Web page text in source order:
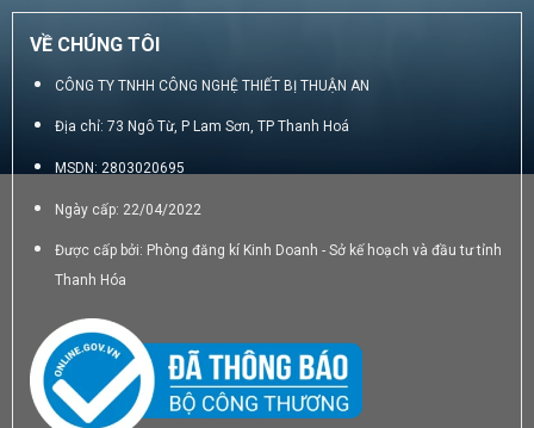
VỀ CHÚNG TÔI
CÔNG TY TNHH CÔNG NGHỆ THIẾT BỊ THUẬN AN
Địa chỉ: 73 Ngô Từ, P Lam Sơn, TP Thanh Hoá
MSDN: 2803020695
Ngày cấp: 22/04/2022
Được cấp bởi: Phòng đăng kí Kinh Doanh - Sở kế hoạch và đầu tư tỉnh
Thanh Hóa